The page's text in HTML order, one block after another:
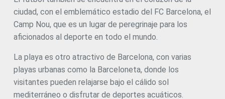
ciudad, con el emblemático estadio del FC Barcelona, el
Camp Nou, que es un lugar de peregrinaje para los
aficionados al deporte en todo el mundo.
La playa es otro atractivo de Barcelona, con varias
playas urbanas como la Barceloneta, donde los
visitantes pueden relajarse bajo el cálido sol
mediterráneo o disfrutar de deportes acuáticos.